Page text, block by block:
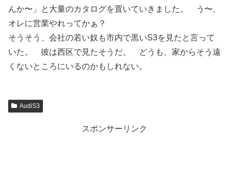
んか〜」と大量のカタログを置いていきました。 う〜、
オレに営業やれってかぁ？
そうそう、会社の若い奴も市内で黒いS3を見たと言って
いた。 彼は西区で見たそうだ。 どうも、家からそう遠
くないところにいるのかもしれない。
AudiS3
スポンサーリンク